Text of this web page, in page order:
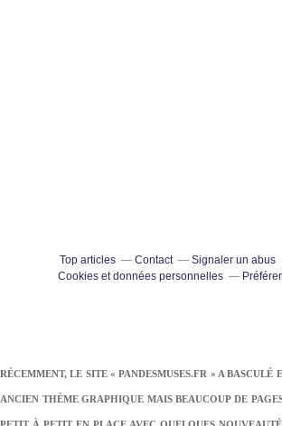
RÉCEMMENT, LE SITE « PANDESMUSES.FR » A
ANCIEN THÈME GRAPHIQUE MAIS BEAUCOUP DE
Top articles Contact Signaler un abus
Cookies et données personnelles